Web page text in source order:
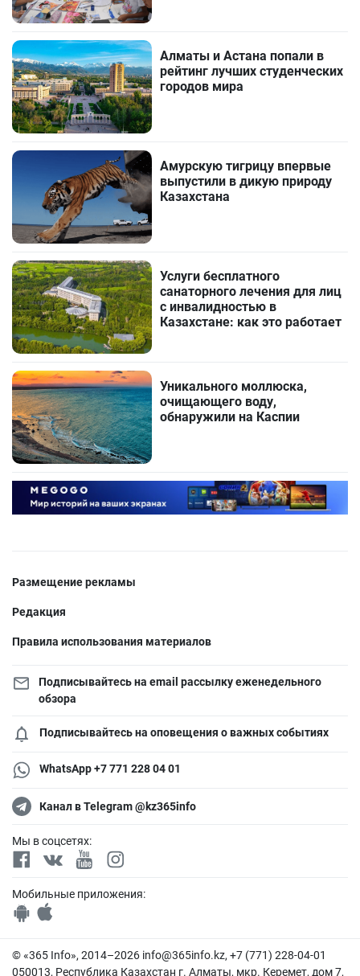
Алматы и Астана попали в
рейтинг лучших студенческих
городов мира
Амурскую тигрицу впервые
выпустили в дикую природу
Казахстана
Услуги бесплатного
санаторного лечения для лиц
с инвалидностью в
Казахстане: как это работает
Уникального моллюска,
очищающего воду,
обнаружили на Каспии
Размещение рекламы
Редакция
Правила использования материалов
Подписывайтесь на email рассылку еженедельного
обзора
Подписывайтесь на оповещения о важных событиях
WhatsApp +7 771 228 04 01
Канал в Telegram @kz365info
Мы в соцсетях:
Мобильные приложения:
© «365 Info», 2014–2026 info@365info.kz, +7 (771) 228-04-01
050013, Республика Казахстан г. Алматы, мкр. Керемет, дом 7,